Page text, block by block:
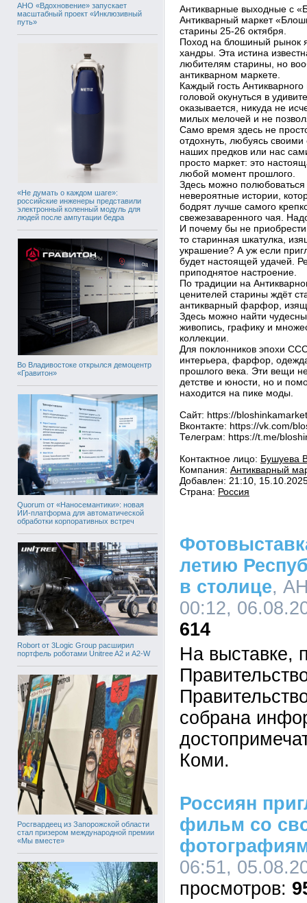
АНО «Вдохновение» запускает
масштабный проект «Инклюзивный
путь»
«Не думать о каждом шаге»:
российские инженеры представили
электронный коленный модуль для
людей после ампутации бедра
Во Владивостоке открылся демоцентр
«Гравитон»
Quorum от «Наносемантики»: новая
ИИ-платформа для автоматической
обработки корпоративных встреч
Robort от 3Logic Group расширил
портфель роботами Unitree A2 и A2-W
Росгвардеец из Запорожской области
стал призером международной премии
«Мы вместе»
Антикварные выходные с
Антикварный маркет
старины 25-26 октября.
Поход на блошиный рынок
хандры. Эта истина
любителям старины, но
антикварном маркете.
Каждый гость
головой окунуться в
оказывается, никуда не
милых мелочей и не
Само время здесь не
отдохнуть, любуясь
наших предков или нас
просто маркет: это
любой момент прошлого.
Здесь можно
невероятные истории,
бодрят лучше самого
свежезаваренного чая.
И почему бы не
то старинная шкатулка,
украшение? А уж если
будет настоящей удачей.
приподнятое настроение.
По традиции на
ценителей старины ждёт
антикварный фарфор,
Здесь можно найти
живопись, графику и
коллекции.
Для поклонников эпохи
интерьера, фарфор,
прошлого века. Эти вещи
детстве и юности, но и
находится на пике моды.
Сайт: https://
Вконтакте: https://vk.com/
Телеграм: https://t.me/
Контактное лицо: Бушуева
Компания: Антикварный
Добавлен: 21:10,
Страна: Россия
летию
в столице,
00:12,
614
На выставке,
собрана
Коми.
Россиян
фильм со
06:51,